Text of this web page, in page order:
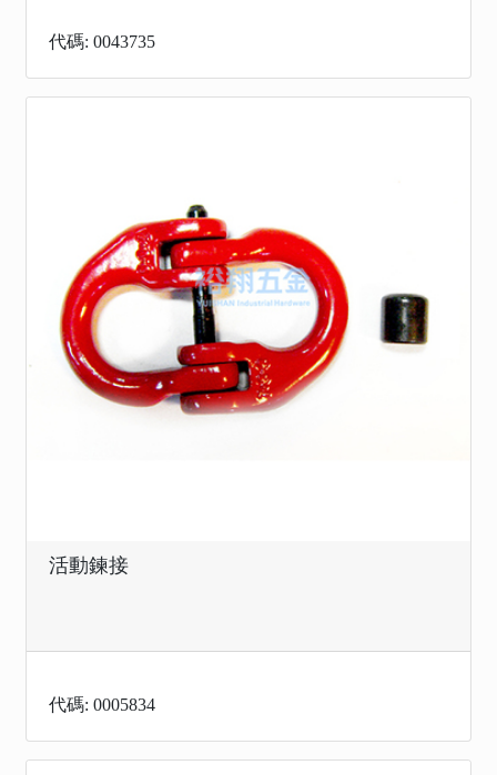
代碼: 0043735
活動鍊接
代碼: 0005834